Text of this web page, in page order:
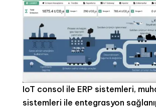
IoT consol ile ERP sistemleri,
sistemleri ile entegrasyon